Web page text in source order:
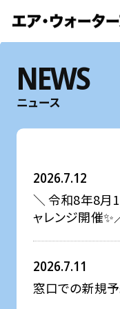
NEWS
ニュース
2026.7.12
＼ 令和8年8月1
ャレンジ開催✨
2026.7.11
窓口での新規